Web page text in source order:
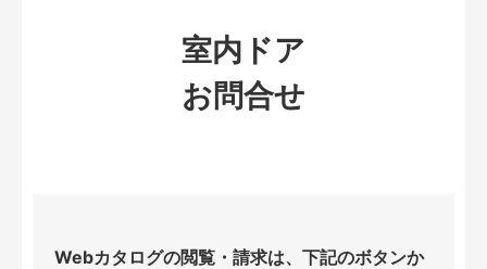
室内ドア
お問合せ
Webカタログの閲覧・請求は、下記のボタンか